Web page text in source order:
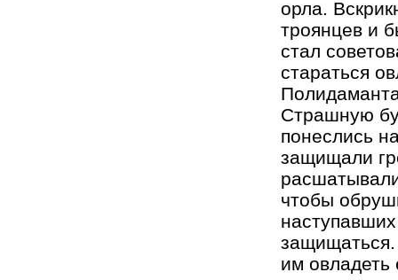
орла.
троянцев и
стал
стараться
Страшную
понеслись
защищали
чтобы
защищаться.
им овладеть